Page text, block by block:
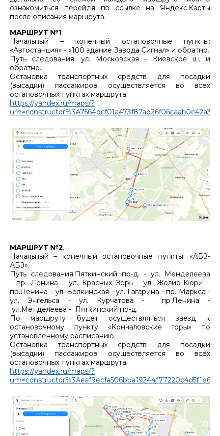
ознакомиться перейдя по ссылке на Яндекс.Карты
после описания маршрута.
МАРШРУТ №1.
Начальный – конечный остановочные пункты:
«Автостанция» - «100 здание Завода Сигнал» и обратно.
Путь следования: ул. Московская – Киевское ш. и
обратно.
Остановка транспортных средств для посадки
(высадки) пассажиров осуществляется во всех
остановочных пунктах маршрута.
https://yandex.ru/maps/?
МАРШРУТ №2.
Начальный – конечный остановочные пункты: «АБЗ-
АБЗ».
Путь следования:Пяткинский пр-д. - ул. Менделеева
- пр. Ленина - ул. Красных Зорь - ул. Жолио-Кюри –
пр.Ленина – ул. Белкинская - ул. Гагарина - пр. Маркса -
ул. Энгельса - ул. Курчатова - пр.Ленина -
ул.Менделеева - Пяткинский пр-д.
По маршруту будет осуществляться заезд к
остановочному пункту «Кончаловские горы» по
установленному расписанию.
Остановка транспортных средств для посадки
(высадки) пассажиров осуществляется во всех
остановочных пунктах маршрута.
https://yandex.ru/maps/?